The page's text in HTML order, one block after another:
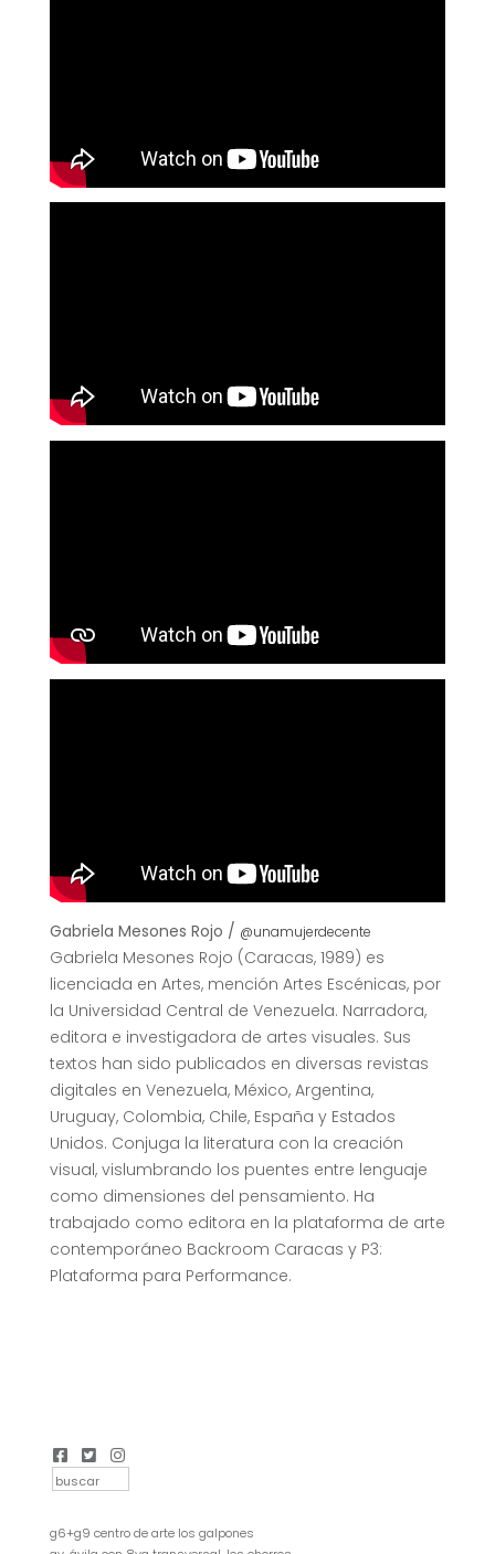
Gabriela Mesones Rojo / @unamujerdecente
Gabriela Mesones Rojo (Caracas, 1989) es
licenciada en Artes, mención Artes Escénicas, por
la Universidad Central de Venezuela. Narradora,
editora e investigadora de artes visuales. Sus
textos han sido publicados en diversas revistas
digitales en Venezuela, México, Argentina,
Uruguay, Colombia, Chile, España y Estados
Unidos. Conjuga la literatura con la creación
visual, vislumbrando los puentes entre lenguaje
como dimensiones del pensamiento. Ha
trabajado como editora en la plataforma de arte
contemporáneo Backroom Caracas y P3:
Plataforma para Performance.
g6+g9 centro de arte los galpones